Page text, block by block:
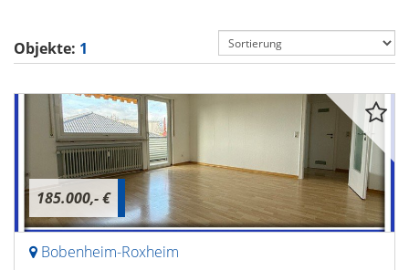
Objekte: 1
185.000,- €
Bobenheim-Roxheim